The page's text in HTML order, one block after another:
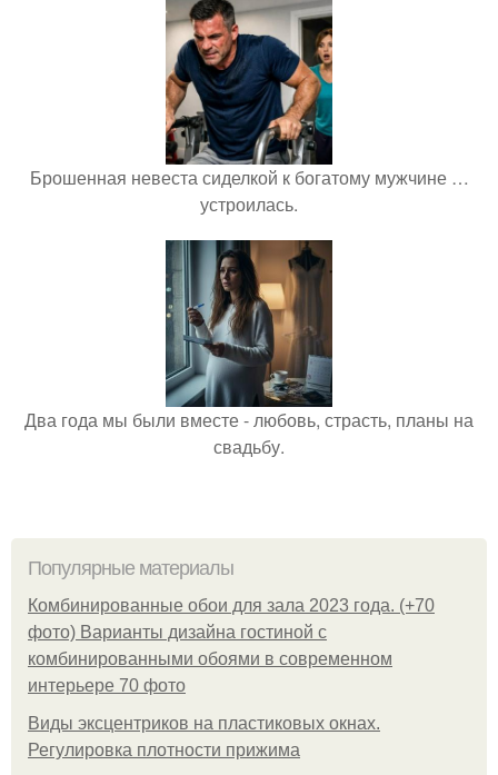
Брошенная невеста сиделкой к богатому мужчине …
устроилась.
Два года мы были вместе - любовь, страсть, планы на
свадьбу.
Популярные материалы
Комбинированные обои для зала 2023 года. (+70
фото) Варианты дизайна гостиной с
комбинированными обоями в современном
интерьере 70 фото
Виды эксцентриков на пластиковых окнах.
Регулировка плотности прижима